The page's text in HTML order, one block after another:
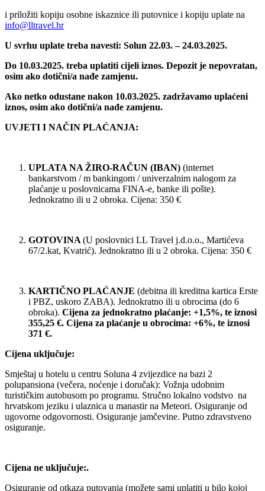
i priložiti kopiju osobne iskaznice ili putovnice i kopiju uplate na
info@lltravel.hr
U svrhu uplate treba navesti: Solun 22.03. – 24.03.2025.
Do 10.03.2025. treba uplatiti cijeli iznos. Depozit je nepovratan,
osim ako dotični/a nađe zamjenu.
Ako netko odustane nakon 10.03.2025. zadržavamo uplaćeni
iznos, osim ako dotični/a nađe zamjenu.
UVJETI I NAČIN PLAĆANJA:
UPLATA NA ŽIRO-RAČUN (IBAN) (internet
bankarstvom / m bankingom / univerzalnim nalogom za
plaćanje u poslovnicama FINA-e, banke ili pošte).
Jednokratno ili u 2 obroka. Cijena: 350 €
GOTOVINA (U poslovnici LL Travel j.d.o.o., Martićeva
67/2.kat, Kvatrić). Jednokratno ili u 2 obroka. Cijena: 350 €
KARTIČNO PLAĆANJE (debitna ili kreditna kartica Erste
i PBZ, uskoro ZABA). Jednokratno ili u obrocima (do 6
obroka). Cijena za jednokratno plaćanje: +1,5%, te iznosi
355,25 €. Cijena za plaćanje u obrocima: +6%, te iznosi
371 €.
Cijena uključuje:
Smještaj u hotelu u centru Soluna 4 zvijezdice na bazi 2
polupansiona (večera, noćenje i doručak): Vožnja udobnim
turističkim autobusom po programu. Stručno lokalno vodstvo na
hrvatskom jeziku i ulaznica u manastir na Meteori. Osiguranje od
ugovorne odgovornosti. Osiguranje jamčevine. Putno zdravstveno
osiguranje.
Cijena ne uključuje:.
Osiguranje od otkaza putovanja (možete sami uplatiti u bilo kojoj